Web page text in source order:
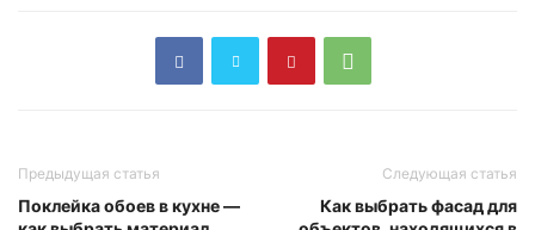
Предыдущая статья
Поклейка обоев в кухне —
Следующая статья
Как выбрать фасад для